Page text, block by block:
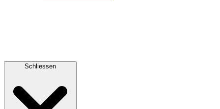
Schliessen